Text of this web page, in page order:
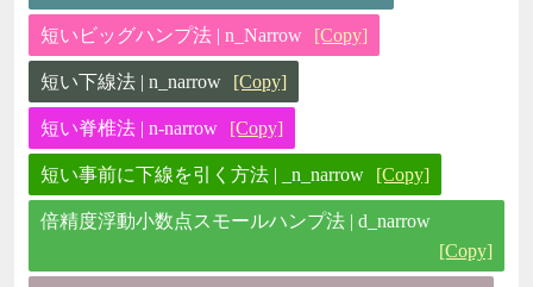
短いビッグハンプ法 | n_Narrow [Copy]
短い下線法 | n_narrow [Copy]
短い脊椎法 | n-narrow [Copy]
短い事前に下線を引く方法 | _n_narrow [Copy]
倍精度浮動小数点スモールハンプ法 | d_narrow
[Copy]